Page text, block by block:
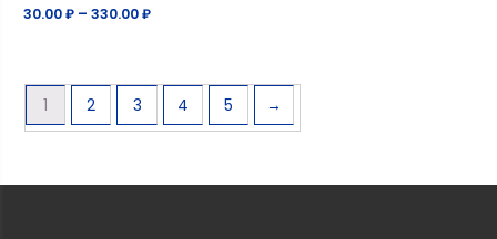
Оценка
30.00₽ –330.00₽
1 2 3 4 5 →